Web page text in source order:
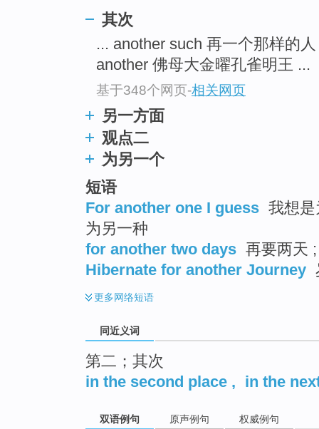
其次
... another such 再一个那样的
another 佛母大金曜孔雀明王 ...
基于348个网页-相关网页
另一方面
观点二
为另一个
短语
For another one I guess 我想
为另一种
for another two days 再要两天
Hibernate for another Journey
更多网络短语
同近义词
第二；其次
in the second place , in the
双语例句 原声例句 权威例句